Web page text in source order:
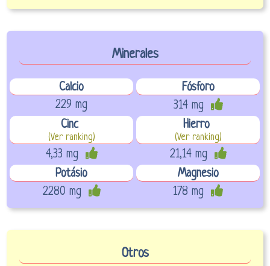
Minerales
Calcio
Fósforo
229 mg
314 mg
Cinc
(Ver ranking)
Hierro
(Ver ranking)
4,33 mg
21,14 mg
Potásio
Magnesio
2280 mg
178 mg
Otros